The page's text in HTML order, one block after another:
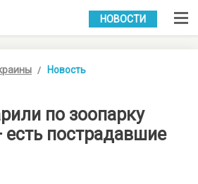
УКР РУС
НОВОСТИ
Новость
по зоопарку
пострадавшие